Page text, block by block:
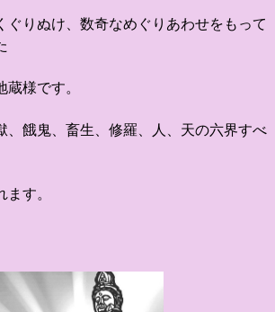
りぬけ、数奇なめぐりあわせをもって
様です。
餓鬼、畜生、修羅、人、天の六界すべ
す。